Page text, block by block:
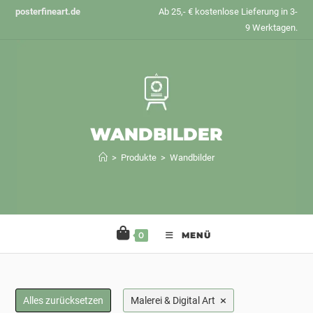
Zumposterfineart.de
Ab 25,- € kostenlose Lieferung in 3-
9 Werktagen.
WANDBILDER
> Produkte > Wandbilder
0 MENÜ
Alles zurücksetzen Malerei & Digital Art ×